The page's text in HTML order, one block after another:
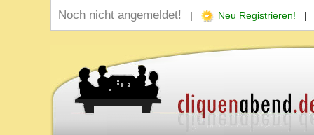
Noch nicht angemeldet! | Neu Registrieren!